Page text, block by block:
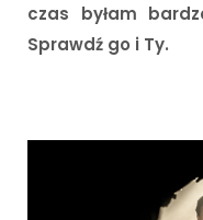
czas byłam
Sprawdź go i Ty.